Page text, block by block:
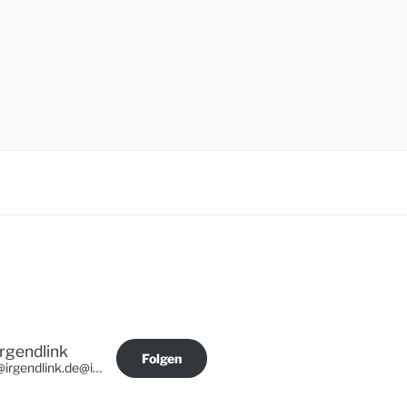
@irgendlink.de@irgendlink.de
Folgen